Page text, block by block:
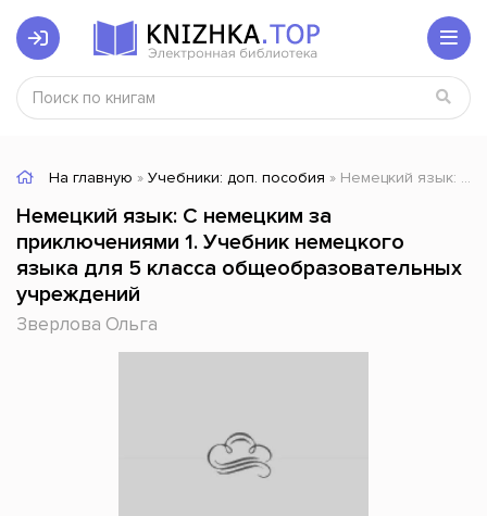
На главную » Учебники: доп. пособия » Немецкий язык: С немецким за приключениями 1. Учебник немецкого языка для 5 класса общеобразовательных учреждений
Немецкий язык: С немецким за
приключениями 1. Учебник немецкого
языка для 5 класса общеобразовательных
учреждений
Зверлова Ольга